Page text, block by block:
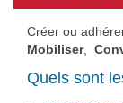
Créer ou
Mobiliser,
Quels sont